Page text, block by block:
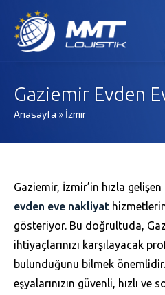
Gaziemir Evden
Anasayfa » İzmir
Gaziemir, İzmir’in hızla
evden eve nakliyat
gösteriyor. Bu doğrultuda,
ihtiyaçlarınızı karşılayacak
bulunduğunu bilmek
eşyalarınızın güvenli, hızlı ve